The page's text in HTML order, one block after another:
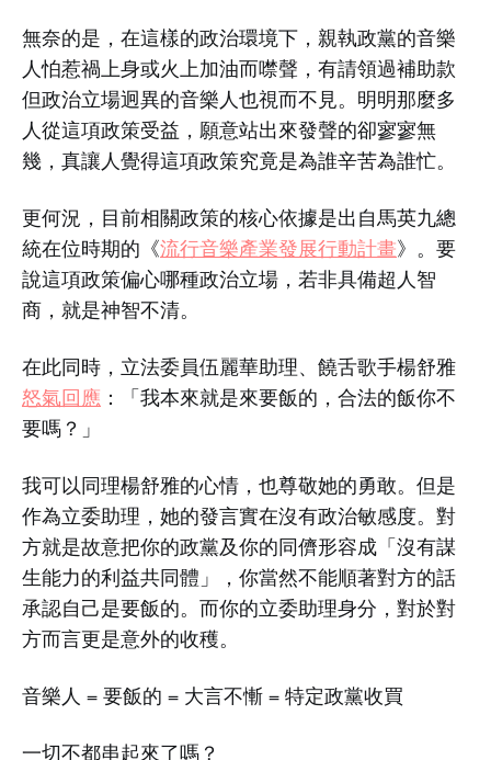
無奈的是，在這樣的政治環境下，親執政黨的音樂
人怕惹禍上身或火上加油而噤聲，有請領過補助款
但政治立場迥異的音樂人也視而不見。明明那麼多
人從這項政策受益，願意站出來發聲的卻寥寥無
幾，真讓人覺得這項政策究竟是為誰辛苦為誰忙。
更何況，目前相關政策的核心依據是出自馬英九總
統在位時期的《流行音樂產業發展行動計畫》。要
說這項政策偏心哪種政治立場，若非具備超人智
商，就是神智不清。
在此同時，立法委員伍麗華助理、饒舌歌手楊舒雅
怒氣回應 ：「我本來就是來要飯的，合法的飯你不
要嗎？」
我可以同理楊舒雅的心情，也尊敬她的勇敢。但是
作為立委助理，她的發言實在沒有政治敏感度。對
方就是故意把你的政黨及你的同儕形容成「沒有謀
生能力的利益共同體」，你當然不能順著對方的話
承認自己是要飯的。而你的立委助理身分，對於對
方而言更是意外的收穫。
音樂人 = 要飯的 = 大言不慚 = 特定政黨收買
一切不都串起來了嗎？